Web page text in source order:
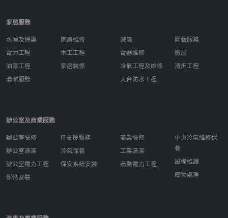
家居服務
水喉及通渠
電力工程
油漆工程
清潔服務
家居維修
木工工程
家居裝修
滅蟲
電器維修
冷氣工程及維修
天台防水工程
園藝服務
搬屋
清拆工程
辦公室及商業服務
辦公室裝修
辦公室清潔
辦公室電力工程
傢俬安裝
IT支援服務
冷氣保養
保安系統安裝
商業裝修
工業清潔
商業電力工程
中央冷氣維修保
養
設備維護
廢物處理